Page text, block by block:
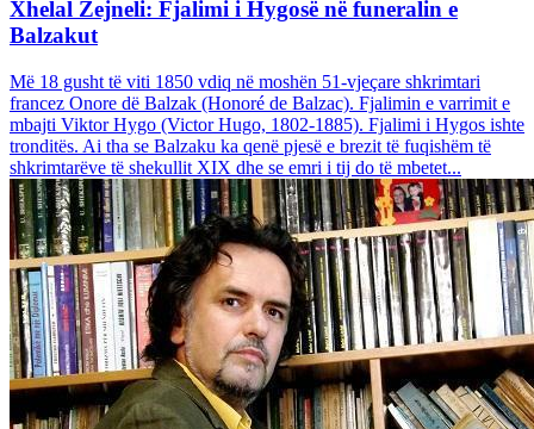
Xhelal Zejneli: Fjalimi i Hygosë në funeralin e
Balzakut
Më 18 gusht të viti 1850 vdiq në moshën 51-vjeçare shkrimtari
francez Onore dë Balzak (Honoré de Balzac). Fjalimin e varrimit e
mbajti Viktor Hygo (Victor Hugo, 1802-1885). Fjalimi i Hygos ishte
tronditës. Ai tha se Balzaku ka qenë pjesë e brezit të fuqishëm të
shkrimtarëve të shekullit XIX dhe se emri i tij do të mbetet...